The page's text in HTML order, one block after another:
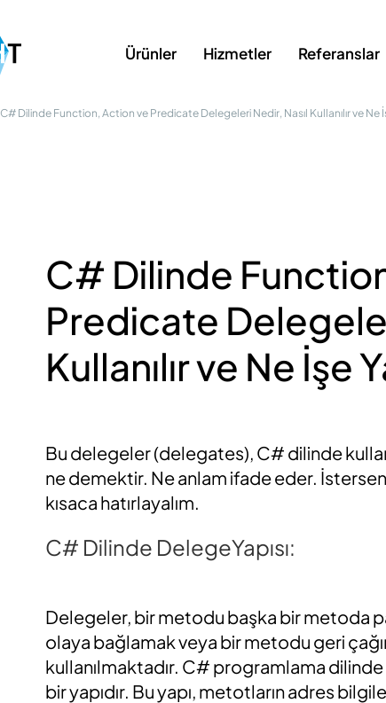
Ürünler Hizmetler Referanslar
C# Dilinde Function, Action ve Predicate Delegeleri Nedir, Nasıl Kullanılır ve Ne
C# Dilinde
Predicate
Kullanılır ve Ne İşe
Bu delegeler (delegates), C# dilinde
ne demektir. Ne anlam ifade eder.
kısaca hatırlayalım.
C# Dilinde DelegeYapısı:
Delegeler, bir metodu başka bir metoda
olaya bağlamak veya bir metodu geri
kullanılmaktadır. C# programlama
bir yapıdır. Bu yapı, metotların adres